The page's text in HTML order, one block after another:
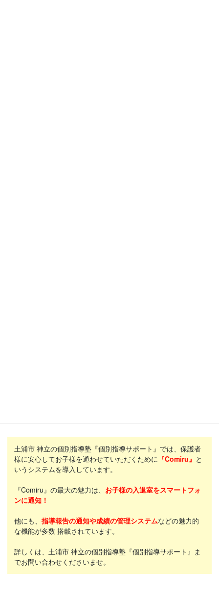
土浦市 神立の個別指導塾『個別指導サポート』では、保護者
様に安心してお子様を通わせていただくために 『Comiru』 と
いうシステムを導入しています。
『Comiru』の最大の魅力は、 お子様の入退室をスマートフォ
ンに通知！
他にも、 指導報告の通知や成績の管理システムなどの魅力的
な機能が多数 搭載されています。
詳しくは、土浦市 神立の個別指導塾『個別指導サポート』ま
でお問い合わせくださいませ。